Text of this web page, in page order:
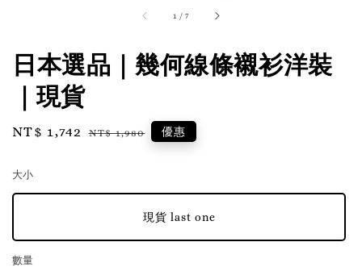
1 /7
日本選品｜幾何線條襯衫洋裝
｜現貨
Sale
NT$ 1,742 Regular
NT$ 1,980 優惠
大小
現貨 last one
數量